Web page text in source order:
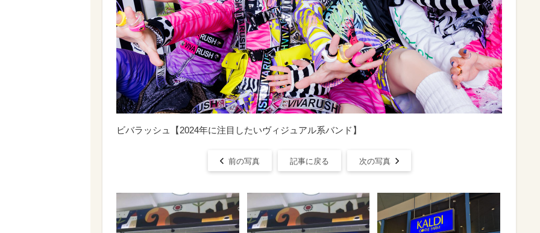
ビバラッシュ【2024年に注目したいヴィジュアル系バンド】
前の写真 記事に戻る 次の写真